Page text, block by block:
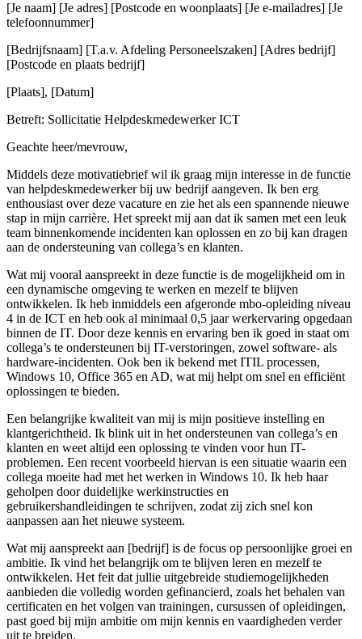
[Je naam] [Je adres] [Postcode en woonplaats] [Je e-mailadres] [Je
telefoonnummer]
[Bedrijfsnaam] [T.a.v. Afdeling Personeelszaken] [Adres bedrijf]
[Postcode en plaats bedrijf]
[Plaats], [Datum]
Betreft: Sollicitatie Helpdeskmedewerker ICT
Geachte heer/mevrouw,
Middels deze motivatiebrief wil ik graag mijn interesse in de functie
van helpdeskmedewerker bij uw bedrijf aangeven. Ik ben erg
enthousiast over deze vacature en zie het als een spannende nieuwe
stap in mijn carrière. Het spreekt mij aan dat ik samen met een leuk
team binnenkomende incidenten kan oplossen en zo bij kan dragen
aan de ondersteuning van collega’s en klanten.
Wat mij vooral aanspreekt in deze functie is de mogelijkheid om in
een dynamische omgeving te werken en mezelf te blijven
ontwikkelen. Ik heb inmiddels een afgeronde mbo-opleiding niveau
4 in de ICT en heb ook al minimaal 0,5 jaar werkervaring opgedaan
binnen de IT. Door deze kennis en ervaring ben ik goed in staat om
collega’s te ondersteunen bij IT-verstoringen, zowel software- als
hardware-incidenten. Ook ben ik bekend met ITIL processen,
Windows 10, Office 365 en AD, wat mij helpt om snel en efficiënt
oplossingen te bieden.
Een belangrijke kwaliteit van mij is mijn positieve instelling en
klantgerichtheid. Ik blink uit in het ondersteunen van collega’s en
klanten en weet altijd een oplossing te vinden voor hun IT-
problemen. Een recent voorbeeld hiervan is een situatie waarin een
collega moeite had met het werken in Windows 10. Ik heb haar
geholpen door duidelijke werkinstructies en
gebruikershandleidingen te schrijven, zodat zij zich snel kon
aanpassen aan het nieuwe systeem.
Wat mij aanspreekt aan [bedrijf] is de focus op persoonlijke groei en
ambitie. Ik vind het belangrijk om te blijven leren en mezelf te
ontwikkelen. Het feit dat jullie uitgebreide studiemogelijkheden
aanbieden die volledig worden gefinancierd, zoals het behalen van
certificaten en het volgen van trainingen, cursussen of opleidingen,
past goed bij mijn ambitie om mijn kennis en vaardigheden verder
uit te breiden.